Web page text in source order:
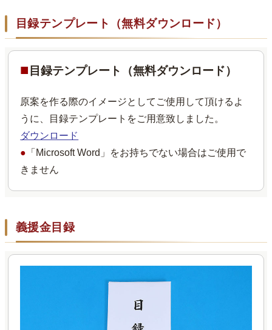
目録テンプレート（無料ダウンロード）
■ 目録テンプレート（無料ダウンロード）
原案を作る際のイメージとしてご使用して頂けるよ
うに、目録テンプレートをご用意致しました。
ダウンロード
● 「Microsoft Word」をお持ちでない場合はご使用で
きません
義援金目録